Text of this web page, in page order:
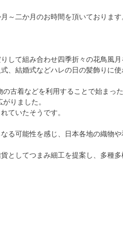
～二か月のお時間を頂いております
して組み合わせ四季折々の花鳥風月
、結婚式などハレの日の髪飾りに
古着などを利用することで始まっ
りました。
ていたそうです。
る可能性を感じ、日本各地の織物
としてつまみ細工を提案し、多種